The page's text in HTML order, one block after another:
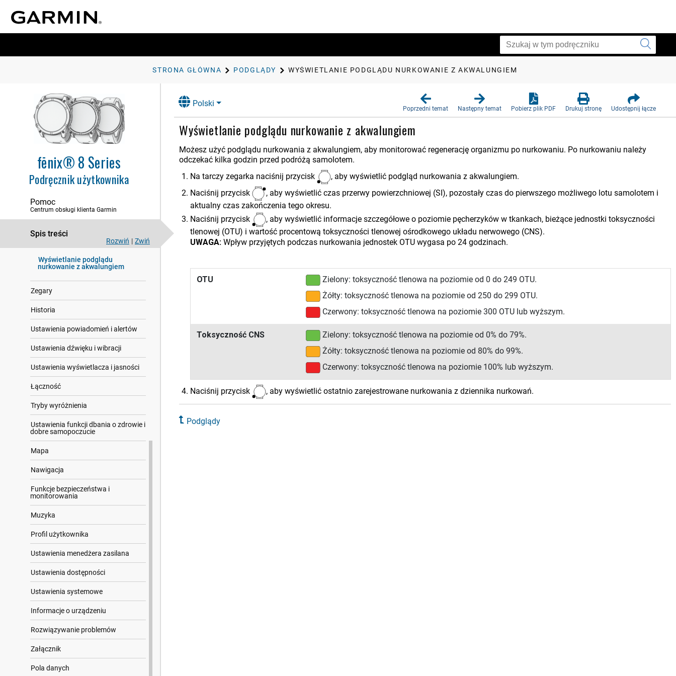
STRONA GŁÓWNA PODGLĄDY WYŚWIETLANIE PODGLĄDU NURKOWANIE Z AKWALUNGIEM
fēnix® 8 Series
Podręcznik użytkownika
Pomoc
Centrum obsługi klienta Garmin
Spis treści
Rozwiń | Zwiń
Wyświetlanie podglądów
Stan zdrowia
Gotowość do treningu
Tolerancja biegowa
Wynik wytrzymałości
Ocena formy na podbiegach
rowerowego
Kalendarz wyścigów i wyścig
główny
Dodawanie pozycji dla prognozy
Rejestrowanie stylu życia
Korzystanie z asystenta jet lagu
Wyświetlanie podglądu
nurkowanie z akwalungiem
Zegary
Historia
Ustawienia powiadomień i alertów
Ustawienia dźwięku i wibracji
Ustawienia wyświetlacza i jasności
Łączność
Tryby wyróżnienia
Ustawienia funkcji dbania o zdrowie i
dobre samopoczucie
Mapa
Nawigacja
Funkcje bezpieczeństwa i
monitorowania
Muzyka
Profil użytkownika
Ustawienia menedżera zasilana
Ustawienia dostępności
Ustawienia systemowe
Informacje o urządzeniu
Rozwiązywanie problemów
Załącznik
Pola danych
Polski
Poprzedni temat Następny temat Pobierz plik PDF Drukuj stronę Udostępnij łącze
Wyświetlanie podglądu nurkowanie z akwalungiem
Możesz użyć podglądu nurkowania z akwalungiem, aby monitorować regenerację organizmu po nurkowaniu. Po nurkowaniu należy
odczekać kilka godzin przed podróżą samolotem.
Na tarczy zegarka naciśnij przycisk
, aby wyświetlić podgląd nurkowania z akwalungiem.
Naciśnij przycisk
, aby wyświetlić czas przerwy powierzchniowej (SI), pozostały czas do pierwszego możliwego lotu samolotem i
aktualny czas zakończenia tego okresu.
Naciśnij przycisk
, aby wyświetlić informacje szczegółowe o poziomie pęcherzyków w tkankach, bieżące jednostki toksyczności
tlenowej (OTU) i wartość procentową toksyczności tlenowej ośrodkowego układu nerwowego (CNS).
UWAGA: Wpływ przyjętych podczas nurkowania jednostek OTU wygasa po 24 godzinach.
OTU
Zielony: toksyczność tlenowa na poziomie od 0 do 249 OTU.
Żółty: toksyczność tlenowa na poziomie od 250 do 299 OTU.
Czerwony: toksyczność tlenowa na poziomie 300 OTU lub wyższym.
Toksyczność CNS
Zielony: toksyczność tlenowa na poziomie od 0% do 79%.
Żółty: toksyczność tlenowa na poziomie od 80% do 99%.
Czerwony: toksyczność tlenowa na poziomie 100% lub wyższym.
Naciśnij przycisk , aby wyświetlić ostatnio zarejestrowane nurkowania z dziennika nurkowań.
Podglądy